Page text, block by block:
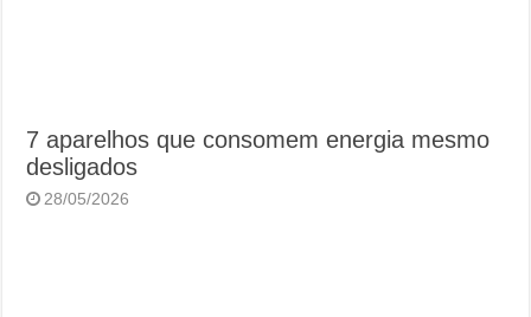
7 aparelhos que consomem energia mesmo
desligados
28/05/2026